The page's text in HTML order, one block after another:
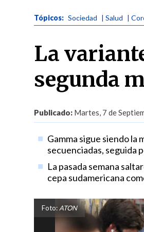
Tópicos: Sociedad | Salud |
La
segunda
Publicado: Martes, 7 de
Gamma sigue siendo la
secuenciadas, seguida
La pasada semana
cepa sudamericana
Foto: ATON